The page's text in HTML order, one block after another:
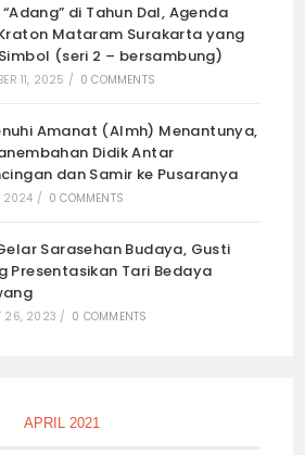
di Tahun Dal, Agenda
Mataram Surakarta yang
(seri 2 – bersambung)
11, 2025 / 0 COMMENTS
Amanat (Almh) Menantunya,
Didik Antar
dan Samir ke Pusaranya
2024 / 0 COMMENTS
Sarasehan Budaya, Gusti
Presentasikan Tari Bedaya
26, 2023 / 0 COMMENTS
APRIL 2021